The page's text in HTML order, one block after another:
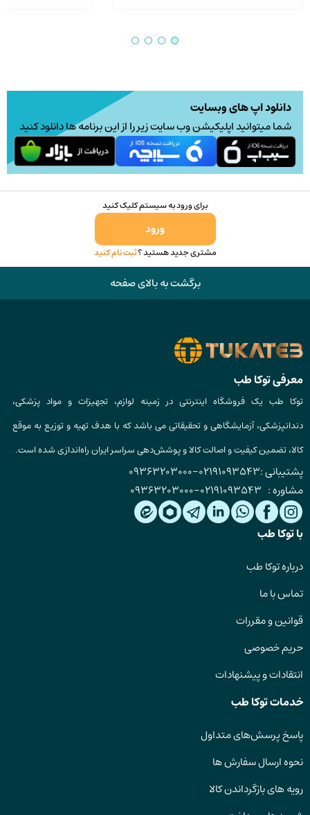
است
صفحه
محصول
انتخاب
through
دانلود اپ های وبسایت
شما میتوانید اپلیکیشن وب سایت زیر را از این برنامه ها دانلود کنید
برای ورود به سیستم کلیک کنید
ورود
مشتری جدید هستید ؟ثبت نام کنید
برگشت به بالای صفحه
معرفی توکا طب
توکا طب یک فروشگاه اینترنتی در زمینه لوازم، تجهیزات و مواد پزشکی،
دندانپزشکی، آزمایشگاهی و تحقیقاتی می باشد که با هدف تهیه و توزیع به موقع
کالا، تضمین کیفیت و اصالت کالا و پوشش‌دهی سراسر ایران راه‌اندازی شده است.
پشتیبانی :02191093543
-
09363203000
مشاوره : 02191093543
-
09363203000
با توکا طب
درباره توکا طب
تماس با ما
قوانین و مقررات
حریم خصوصی
انتقادات و پیشنهادات
خدمات توکا طب
پاسخ پرسش‌های متداول
نحوه ارسال سفارش ها
رویه های بازگرداندن کالا